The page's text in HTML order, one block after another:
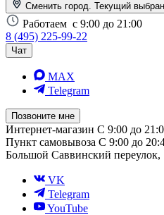
Сменить город. Текущий
Работаем с 9:00 до 21:00
8 (495) 225-99-22
Чат
MAX
Telegram
Позвоните мне
Интернет-магазин С 9:00 до
Пункт самовывоза С 9:00 до
Большой Саввинский переулок,
VK
Telegram
YouTube